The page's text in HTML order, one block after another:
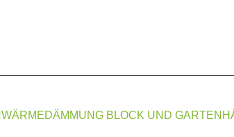
WÄRMEDÄMMUNG BLOCK UND